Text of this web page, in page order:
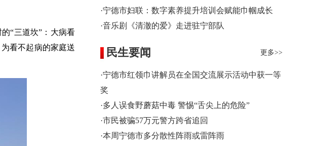
“三道坎”：大病看
看不起病的家庭送
·宁德市妇联：数字素养提升培训会赋能巾帼成长
·音乐剧《清澈的爱》走进驻宁部队
更多>>
民生要闻
·宁德市红领巾讲解员在全国交流展示活动中获一等
奖
·多人误食野蘑菇中毒 警惕“舌尖上的危险”
·市民被骗57万元警方跨省追回
·本周宁德市多分散性阵雨或雷阵雨